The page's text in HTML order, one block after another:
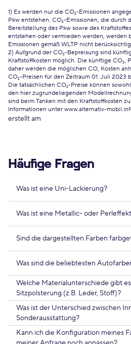
1) Es werden nur die CO₂-Emissionen
Pkw entstehen. CO₂-Emissionen, die durch
Bereitstellung des Pkw sowie des
entstehen oder vermieden werden, werden
Emissionen gemäß WLTP nicht
2) Aufgrund der CO₂-Bepreisung sind
Kraftstoffkosten möglich. Die künftige CO₂,
daher werden die möglichen CO, Kosten
CO₂-Preisen für den Zeitraum 01. Juli 2023
Die tatsächlichen CO₂-Preise können
den hier zugrundeliegenden
sind beim Tanken mit den Kraftstoffkosten
Informationen unter www.alternativ-
erstellt am
Häufige Fragen
Was ist eine Uni-Lackierung?
Was ist eine Metallic- oder
Sind die dargestellten Farben
Was sind die beliebtesten
Welche Materialunterschiede gibt
Sitzpolsterung (z.B. Leder, Stoff)?
Was ist der Unterschied zwischen
Sonderausstattung?
Kann ich die Konfiguration meines